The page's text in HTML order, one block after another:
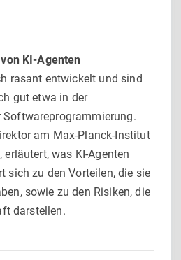
KI-Agenten
rasant entwickelt und sind
gut etwa in der
am Max-Planck-Institut
was KI-Agenten
sich zu den Vorteilen, die sie
sowie zu den Risiken, die
darstellen.